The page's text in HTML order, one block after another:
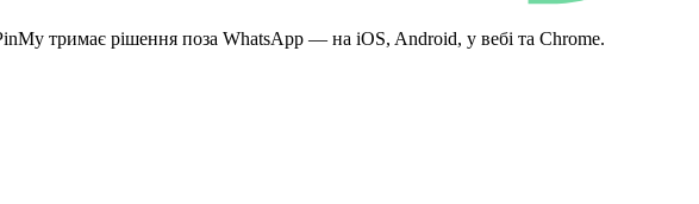
тримає рішення поза WhatsApp — на iOS, Android, у вебі та Chrome.